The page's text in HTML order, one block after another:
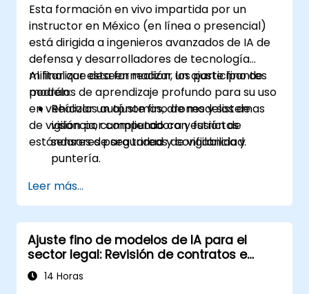
Esta formación en vivo impartida por un
instructor en México (en línea o presencial)
está dirigida a ingenieros avanzados de IA de
defensa y desarrolladores de tecnología
militar que deseen realizar un ajuste fino de
modelos de aprendizaje profundo para su uso
en vehículos autónomos, drones y sistemas
de vigilancia, cumpliendo con estrictos
estándares de seguridad y confiabilidad.
Al finalizar esta formación, los participantes
podrán:
Realizar un ajuste fino de modelos de
visión por computadora y fusión de
sensores para tareas de vigilancia y
puntería.
entornos y perfiles de misión en cambio.
Implementar mecanismos robustos de
validación y seguridad (fail-safe) en los
flujos de trabajo de los modelos.
Garantizar el cumplimiento de las
normativas específicas de defensa
Leer más...
Ajuste fino de modelos de IA para el
sector legal: Revisión de contratos e
investigación jurídica
14 Horas